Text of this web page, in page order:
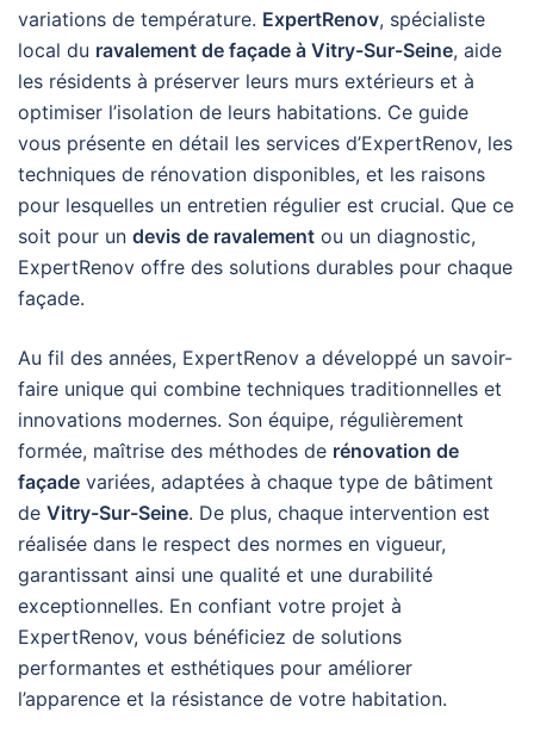
variations de température. ExpertRenov, spécialiste
local du ravalement de façade à Vitry-Sur-Seine, aide
les résidents à préserver leurs murs extérieurs et à
optimiser l’isolation de leurs habitations. Ce guide
vous présente en détail les services d’ExpertRenov, les
techniques de rénovation disponibles, et les raisons
pour lesquelles un entretien régulier est crucial. Que ce
soit pour un devis de ravalement ou un diagnostic,
ExpertRenov offre des solutions durables pour chaque
façade.
Au fil des années, ExpertRenov a développé un savoir-
faire unique qui combine techniques traditionnelles et
innovations modernes. Son équipe, régulièrement
formée, maîtrise des méthodes de rénovation de
façade variées, adaptées à chaque type de bâtiment
de Vitry-Sur-Seine. De plus, chaque intervention est
réalisée dans le respect des normes en vigueur,
garantissant ainsi une qualité et une durabilité
exceptionnelles. En confiant votre projet à
ExpertRenov, vous bénéficiez de solutions
performantes et esthétiques pour améliorer
l’apparence et la résistance de votre habitation.